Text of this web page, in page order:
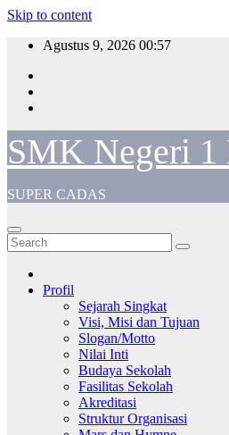
Skip to content
Agustus 9, 2026 00:57
SMK Negeri 1
SUPER CADAS
Profil
Sejarah Singkat
Visi, Misi dan Tujuan
Slogan/Motto
Nilai Inti
Budaya Sekolah
Fasilitas Sekolah
Akreditasi
Struktur Organisasi